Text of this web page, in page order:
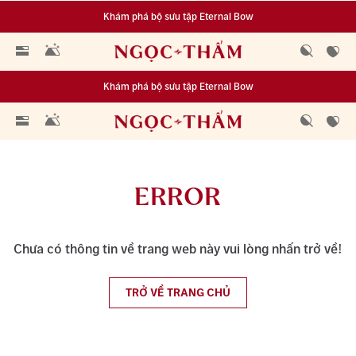
Khám phá bộ sưu tập Eternal Bow
Đa dạng lựa chọn tích luỹ từ 0.1 chỉ vàng 999.9
Khám phá bộ sưu tập Eternal Bow
Đa dạng lựa chọn tích luỹ từ 0.1 chỉ vàng 999.9
ERROR
Chưa có thông tin về trang web này vui lòng nhấn trở về!
TRỞ VỀ TRANG CHỦ